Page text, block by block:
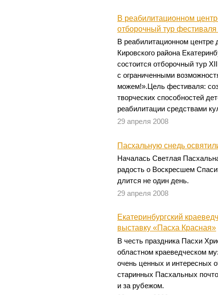
В реабилитационном
отборочный тур
В реабилитационном
Кировского района
состоится отборочный тур
с ограниченными
можем!».Цель фестиваля:
творческих способностей
реабилитации средствами
29 апреля 2008
Пасхальную снедь
Началась Светлая
радость о Воскресшем
длится не один день.
29 апреля 2008
Екатеринбургский
выставку «Пасха Красная»
В честь праздника Пасхи
областном краеведческом
очень ценных и интересных
старинных Пасхальных
и за рубежом.